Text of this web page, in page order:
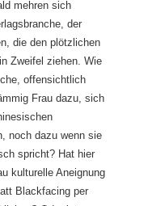
mehren sich
der
die den plötzlichen
Zweifel ziehen. Wie
offensichtlich
Frau dazu, sich
noch dazu wenn sie
spricht? Hat hier
kulturelle Aneignung
Blackfacing per